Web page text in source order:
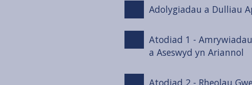
Adolygiadau a Dulliau
Atodiad 1 -
a Aseswyd yn Ariannol
Atodiad 2 - Rheolau